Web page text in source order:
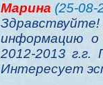
Марина (25-08-
информацию
2012-2013 г.г.
Интересует